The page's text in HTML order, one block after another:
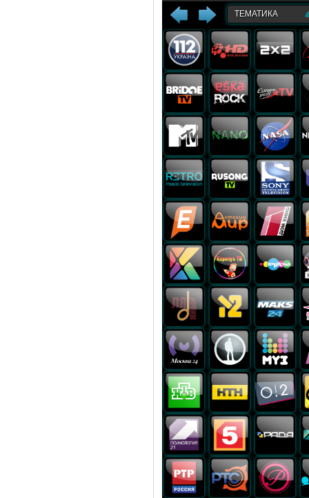
ТЕМАТИКА